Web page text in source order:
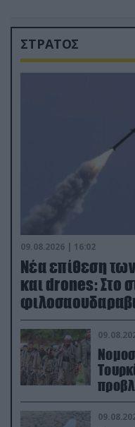
ΣΤΡΑΤΟΣ
09.08.2026 | 16:02
Νέα επίθεση
και drones: Στο
εγκαταστάσεις
των